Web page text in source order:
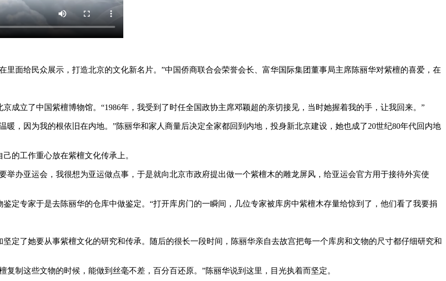
面给民众展示，打造北京的文化新名片。”中国侨商联合会荣誉会长、富华国际集团董事局主席陈丽华对紫檀的喜爱，在
立了中国紫檀博物馆。“1986年，我受到了时任全国政协主席邓颖超的亲切接见，当时她握着我的手，让我回来。”
，因为我的根依旧在内地。”陈丽华和家人商量后决定全家都回到内地，投身新北京建设，她也成了20世纪80年代回内地
的工作重心放在紫檀文化传承上。
办亚运会，我很想为亚运做点事，于是就向北京市政府提出做一个紫檀木的雕龙屏风，给亚运会官方用于接待外宾使
专家于是去陈丽华的仓库中做鉴定。“打开库房门的一瞬间，几位专家被库房中紫檀木存量给惊到了，他们看了我要捐
了她要从事紫檀文化的研究和传承。随后的很长一段时间，陈丽华亲自去故宫把每一个库房和文物的尺寸都仔细研究和
这些文物的时候，能做到丝毫不差，百分百还原。”陈丽华说到这里，目光执着而坚定。